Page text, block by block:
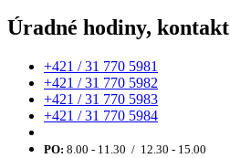
Úradné hodiny, kontakt
+421 / 31 770 5981
+421 / 31 770 5982
+421 / 31 770 5983
+421 / 31 770 5984
PO: 8.00 - 11.30 / 12.30 - 15.00